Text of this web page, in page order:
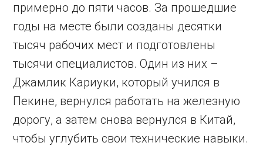
примерно до пяти часов. За прошедшие
годы на месте были созданы десятки
тысяч рабочих мест и подготовлены
тысячи специалистов. Один из них –
Джамлик Кариуки, который учился в
Пекине, вернулся работать на железную
дорогу, а затем снова вернулся в Китай,
чтобы углубить свои технические навыки.